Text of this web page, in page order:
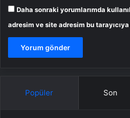
Daha sonraki yorumlarımda
adresim ve site adresim bu
Popüler Son